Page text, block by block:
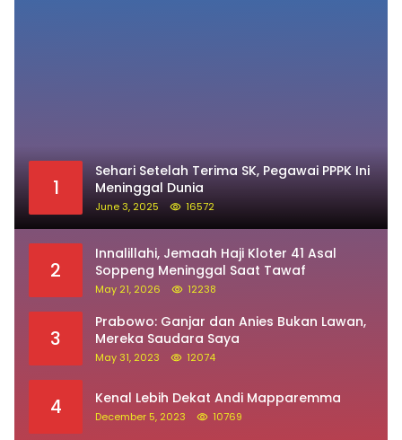
1
Sehari Setelah Terima SK, Pegawai PPPK Ini
Meninggal Dunia
June 3, 2025 16572
2
Innalillahi, Jemaah Haji Kloter 41 Asal
Soppeng Meninggal Saat Tawaf
May 21, 2026 12238
3
Prabowo: Ganjar dan Anies Bukan Lawan,
Mereka Saudara Saya
May 31, 2023 12074
4 Kenal Lebih Dekat Andi Mapparemma
December 5, 2023 10769